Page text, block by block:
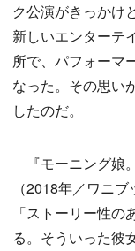
ク公演がきっかけ
新しいエンターテ
所で、パフォーマ
なった。その思い
したのだ。
『モーニング娘
（2018年／ワニ
「ストーリー性
る。そういった彼